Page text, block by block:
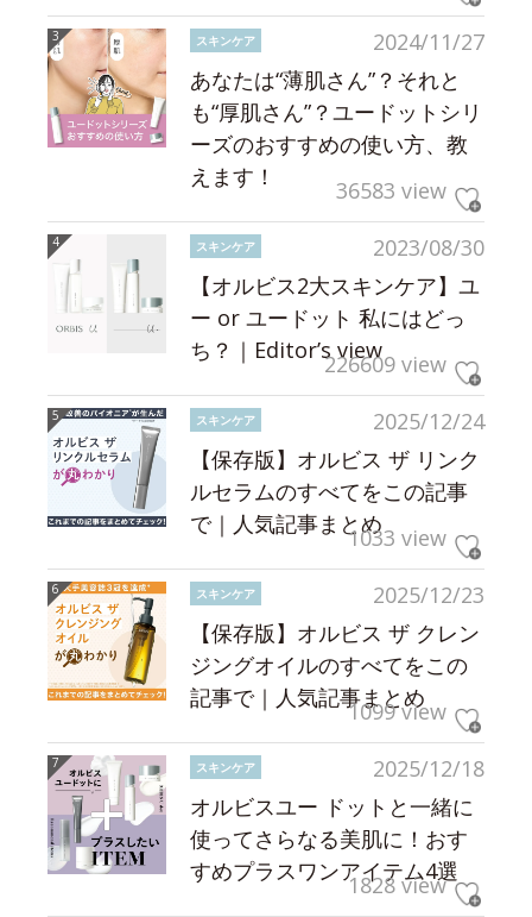
2024/11/27
スキンケア
あなたは“薄肌さん”？それと
も“厚肌さん”？ユードットシリ
ーズのおすすめの使い方、教
えます！
36583 view
2023/08/30
スキンケア
【オルビス2大スキンケア】ユ
ー or ユードット 私にはどっ
ち？｜Editor’s view226609 view
2025/12/24
スキンケア
【保存版】オルビス ザ リンク
ルセラムのすべてをこの記事
で｜人気記事まとめ1033 view
2025/12/23
スキンケア
【保存版】オルビス ザ クレン
ジングオイルのすべてをこの
記事で｜人気記事まとめ
1099 view
2025/12/18
スキンケア
オルビスユー ドットと一緒に
使ってさらなる美肌に！おす
すめプラスワンアイテム4選
1828 view